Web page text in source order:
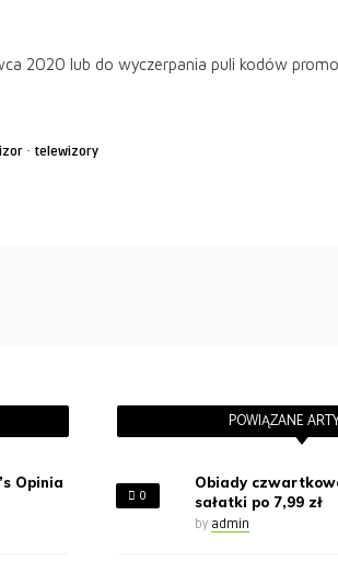
2020 lub do wyczerpania puli kodów
· telewizory
Opinia
POWIĄZANE
0
Obiady
sałatki po 7,99 zł
by admin